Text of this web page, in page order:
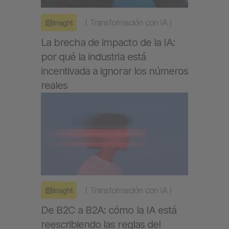
Insight ( Transformación con IA )
La brecha de impacto de la IA:
por qué la industria está
incentivada a ignorar los números
reales
Insight ( Transformación con IA )
De B2C a B2A: cómo la IA está
reescribiendo las reglas del